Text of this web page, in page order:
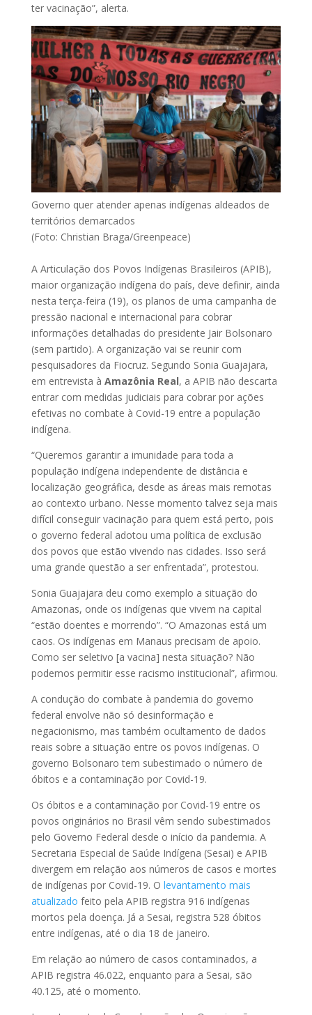
ter vacinação”, alerta.
Governo quer atender apenas indígenas aldeados de
territórios demarcados
(Foto: Christian Braga/Greenpeace)
A Articulação dos Povos Indígenas Brasileiros (APIB),
maior organização indígena do país, deve definir, ainda
nesta terça-feira (19), os planos de uma campanha de
pressão nacional e internacional para cobrar
informações detalhadas do presidente Jair Bolsonaro
(sem partido). A organização vai se reunir com
pesquisadores da Fiocruz. Segundo Sonia Guajajara,
em entrevista à Amazônia Real, a APIB não descarta
entrar com medidas judiciais para cobrar por ações
efetivas no combate à Covid-19 entre a população
indígena.
“Queremos garantir a imunidade para toda a
população indígena independente de distância e
localização geográfica, desde as áreas mais remotas
ao contexto urbano. Nesse momento talvez seja mais
difícil conseguir vacinação para quem está perto, pois
o governo federal adotou uma política de exclusão
dos povos que estão vivendo nas cidades. Isso será
uma grande questão a ser enfrentada”, protestou.
Sonia Guajajara deu como exemplo a situação do
Amazonas, onde os indígenas que vivem na capital
“estão doentes e morrendo”. “O Amazonas está um
caos. Os indígenas em Manaus precisam de apoio.
Como ser seletivo [a vacina] nesta situação? Não
podemos permitir esse racismo institucional”, afirmou.
A condução do combate à pandemia do governo
federal envolve não só desinformação e
negacionismo, mas também ocultamento de dados
reais sobre a situação entre os povos indígenas. O
governo Bolsonaro tem subestimado o número de
óbitos e a contaminação por Covid-19.
Os óbitos e a contaminação por Covid-19 entre os
povos originários no Brasil vêm sendo subestimados
pelo Governo Federal desde o início da pandemia. A
Secretaria Especial de Saúde Indígena (Sesai) e APIB
divergem em relação aos números de casos e mortes
de indígenas por Covid-19. O levantamento mais
atualizado feito pela APIB registra 916 indígenas
mortos pela doença. Já a Sesai, registra 528 óbitos
entre indígenas, até o dia 18 de janeiro.
Em relação ao número de casos contaminados, a
APIB registra 46.022, enquanto para a Sesai, são
40.125, até o momento.